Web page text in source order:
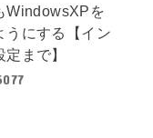
WindowsXPを
うにする【イン
まで】